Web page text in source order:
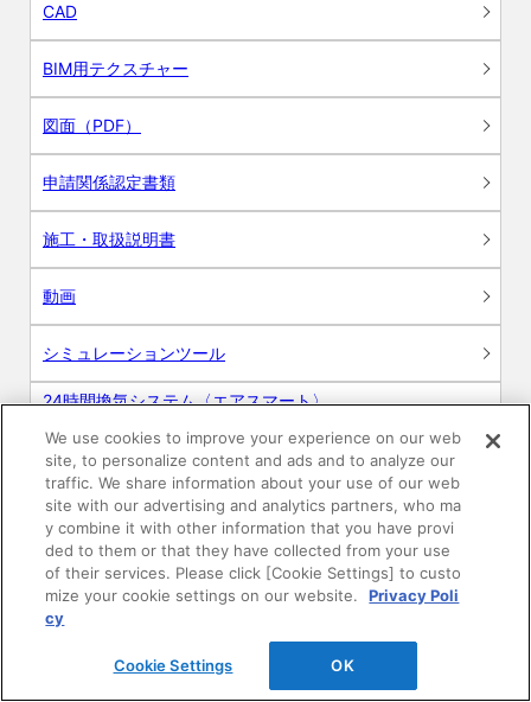
CAD
BIM用テクスチャー
図面（PDF）
申請関係認定書類
施工・取扱説明書
動画
シミュレーションツール
24時間換気システム〈エアスマート〉
R&Dセンター環境測定・分析サービス
商品マスター申し込み
We use cookies to improve your experience on our web
site, to personalize content and ads and to analyze our
traffic. We share information about your use of our web
site with our advertising and analytics partners, who ma
y combine it with other information that you have provi
ded to them or that they have collected from your use
of their services. Please click [Cookie Settings] to custo
mize your cookie settings on our website.
Privacy Poli
cy
Cookie Settings OK